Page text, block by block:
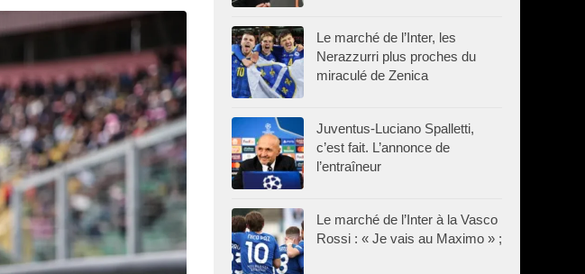
Le marché de l’Inter, les
Nerazzurri plus proches du
miraculé de Zenica
Juventus-Luciano Spalletti,
c’est fait. L’annonce de
l’entraîneur
Le marché de l’Inter à la Vasco
Rossi : « Je vais au Maximo » ;